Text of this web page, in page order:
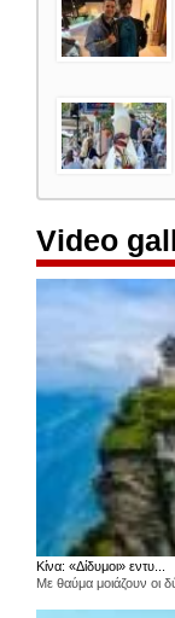
Video
Κίνα: «Δίδυμοι» εντυ...
Με θαύμα μοιάζουν οι